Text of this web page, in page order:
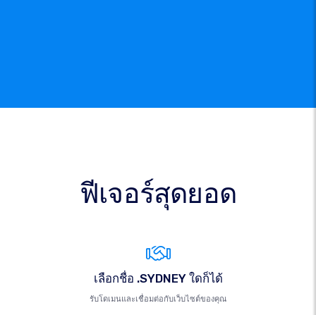
ฟีเจอร์สุดยอด
เลือกชื่อ .SYDNEY ใดก็ได้
รับโดเมนและเชื่อมต่อกับเว็บไซต์ของคุณ